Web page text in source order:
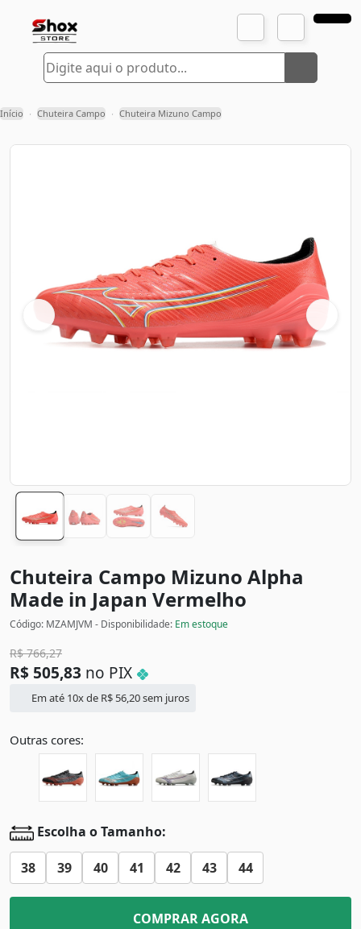
Início › Chuteira Campo › Chuteira Mizuno Campo
Chuteira Campo Mizuno Alpha
Made in Japan Vermelho
Código: MZAMJVM - Disponibilidade: Em estoque
R$766,27
R$ 505,83 no PIX
Em até 10x de R$ 56,20sem juros
Outras cores:
Escolha o Tamanho:
38 39 40 41 42 43 44
COMPRAR AGORA